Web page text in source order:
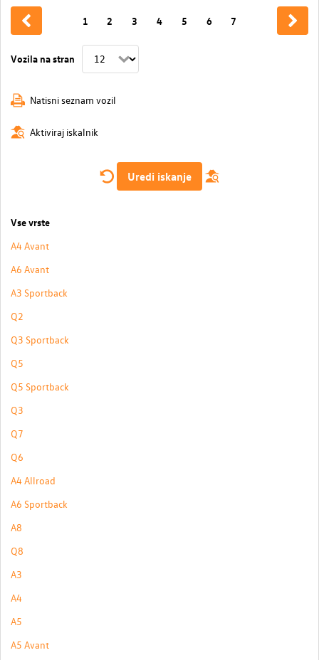
Vozila na stran
1 2 3 4 5 6 7
Natisni seznam vozil
Aktiviraj iskalnik
Uredi iskanje
Vse vrste
A4 Avant
A6 Avant
A3 Sportback
Q2
Q3 Sportback
Q5
Q5 Sportback
Q3
Q7
Q6
A4 Allroad
A6 Sportback
A8
Q8
A3
A4
A5
A5 Avant